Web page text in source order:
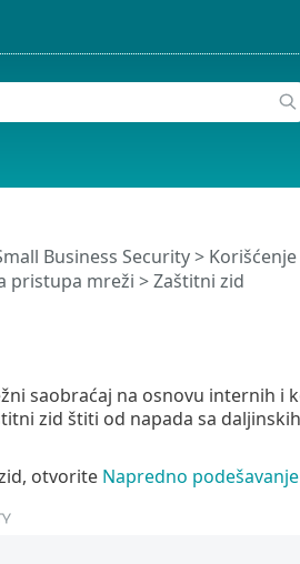
Business Security>
pristupa mreži > Zaštitni zid
saobraćaj na osnovu internih i
zid štiti od napada sa
otvorite Napredno podešavanje